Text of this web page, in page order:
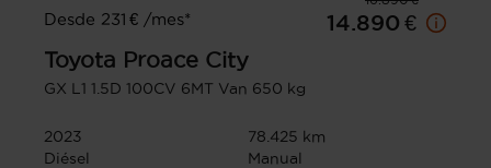
Desde 231 € /mes*
14.890 €
Toyota Proace City
GX L1 1.5D 100CV 6MT Van 650 kg
2023
78.425 km
Diésel
Manual